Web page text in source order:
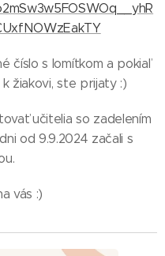
číslo s lomítkom a pokiaľ
žiakovi, ste prijaty :)
učitelia so zadelením
od 9.9.2024 začali s
vás :)